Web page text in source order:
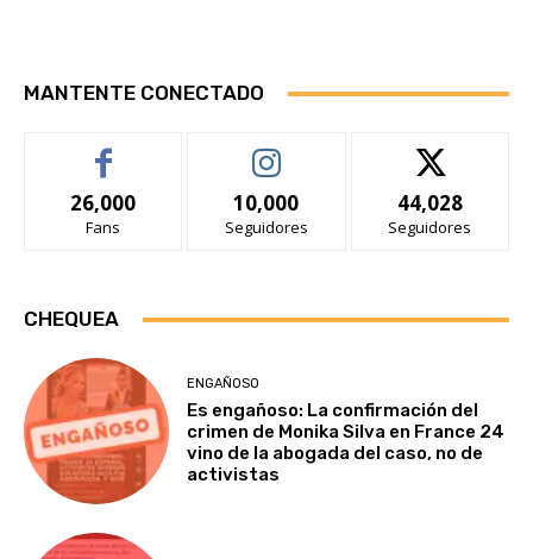
MANTENTE CONECTADO
26,000
Fans
10,000
Seguidores
44,028
Seguidores
CHEQUEA
ENGAÑOSO
Es engañoso: La confirmación del
crimen de Monika Silva en France 24
vino de la abogada del caso, no de
activistas